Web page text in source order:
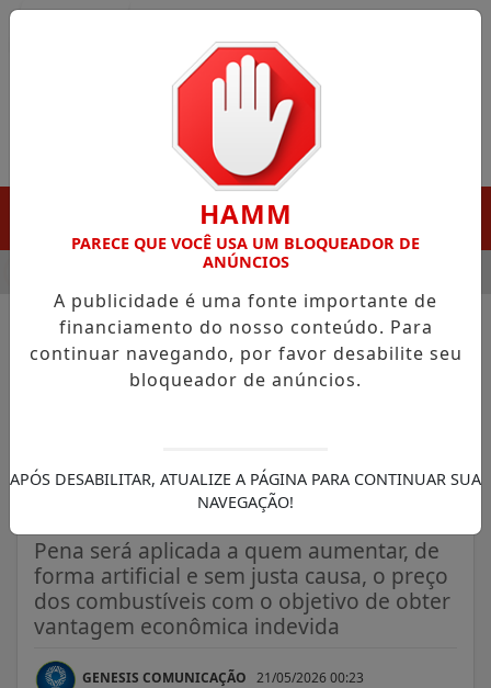
EM PORTO GRANDE COM ATUAÇÃO VOLTADA AO
NOTÍCIAS/CÂMARA DOS DEPUTADOS
Deputados aprovam projeto
abusivo de preços de
combustíveis
Pena será aplicada a quem aumentar, de
forma artificial e sem justa causa, o preço
dos combustíveis com o objetivo de obter
vantagem econômica indevida
GENESIS COMUNICAÇÃO 21/05/2026 00:23
HAMM
PARECE QUE VOCÊ USA UM BLOQUEADOR DE
ANÚNCIOS
A publicidade é uma fonte importante de
financiamento do nosso conteúdo. Para
continuar navegando, por favor desabilite seu
bloqueador de anúncios.
APÓS DESABILITAR, ATUALIZE A PÁGINA PARA CONTINUAR SUA
NAVEGAÇÃO!